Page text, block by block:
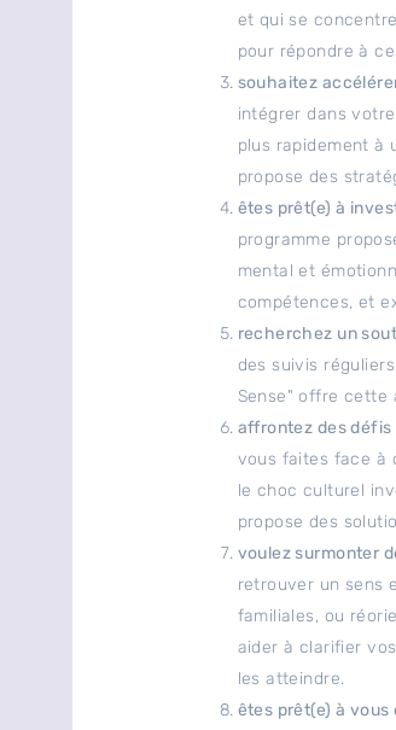
et qui se
pour répondre à
souhaitez
intégrer dans
plus rapidement à
propose des
êtes prêt(e) à
programme
mental et
compétences, et
recherchez un
des suivis
Sense" offre cette
affrontez des
vous faites face à
le choc culturel
propose des
voulez surmonter
retrouver un sens
familiales, ou
aider à clarifier
les atteindre.
êtes prêt(e) à